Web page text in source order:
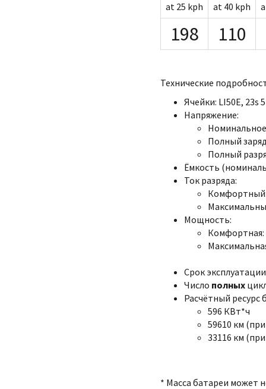
at 25 kph
at 40 kph
198 110
Технические
Ячейки: LI50E, 23s
Напряжение:
Полный
Полный
Ёмкость
Ток разряда:
Комфортный:
Мощность:
Комфортная:
Срок
Число полных
Расчётный ресурс
596 КВт*ч
59610 км
33116 км
* Масса батареи может